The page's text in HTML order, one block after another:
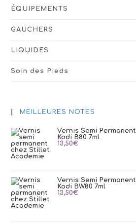
ÉQUIPEMENTS
GAUCHERS
LIQUIDES
Soin des Pieds
MEILLEURES NOTES
Vernis Semi Permanent
Kodi B80 7ml
13,50€
Vernis Semi Permanent
Kodi BW80 7ml
13,50€